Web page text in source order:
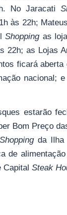
No Jaracati
às 22h;
Shoppingas
22h; as Lojas
ficará
nacional;
estarão
Bom Preço
Shoppingda Ilha
de
CapitalSteak